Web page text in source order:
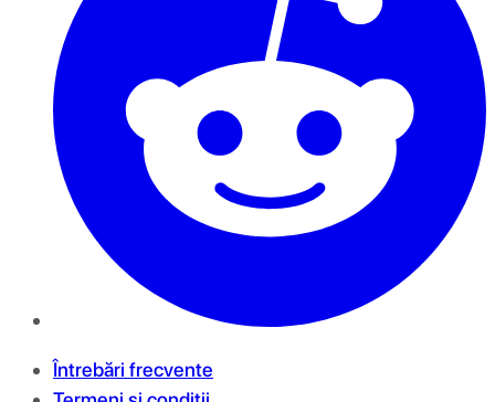
Întrebări frecvente